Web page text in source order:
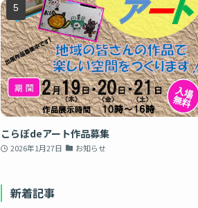
こらぼdeアート作品募集
2026年1月27日 お知らせ
新着記事